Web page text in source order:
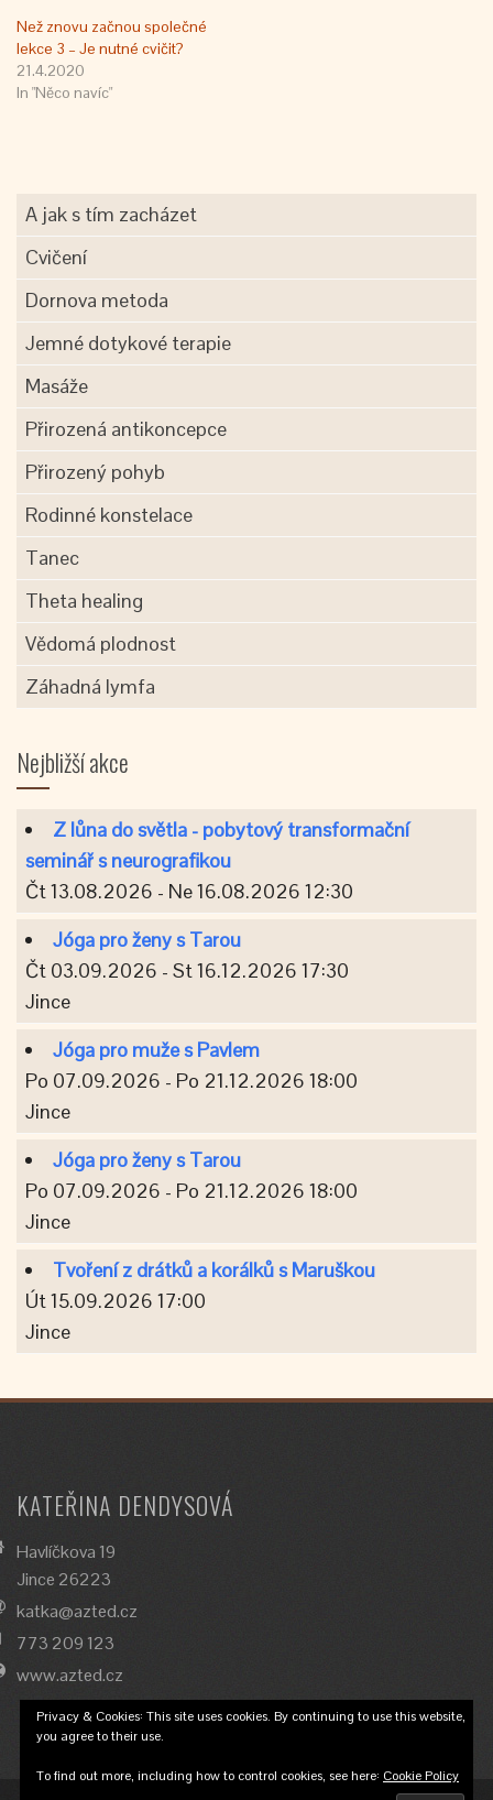
Než znovu začnou společné
lekce 3 – Je nutné cvičit?
21.4.2020
In "Něco navíc"
A jak s tím zacházet
Cvičení
Dornova metoda
Jemné dotykové terapie
Masáže
Přirozená antikoncepce
Přirozený pohyb
Rodinné konstelace
Tanec
Theta healing
Vědomá plodnost
Záhadná lymfa
Nejbližší akce
Z lůna do světla - pobytový transformační
seminář s neurografikou
Čt 13.08.2026 - Ne 16.08.2026 12:30
Jóga pro ženy s Tarou
Čt 03.09.2026 - St 16.12.2026 17:30
Jince
Jóga pro muže s Pavlem
Po 07.09.2026 - Po 21.12.2026 18:00
Jince
Jóga pro ženy s Tarou
Po 07.09.2026 - Po 21.12.2026 18:00
Jince
Tvoření z drátků a korálků s Maruškou
Út 15.09.2026 17:00
Jince
KATEŘINA DENDYSOVÁ
Havlíčkova 19
Jince 26223
katka@azted.cz
773 209 123
www.azted.cz
Privacy & Cookies: This site uses cookies. By continuing to use this website,
you agree to their use.
To find out more, including how to control cookies, see here: Cookie Policy